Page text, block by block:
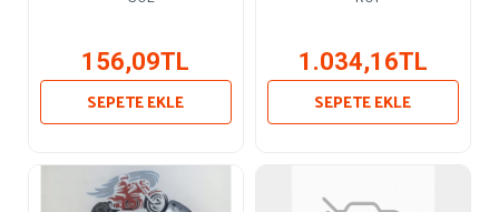
156,09TL
SEPETE EKLE
1.034,16TL
SEPETE EKLE